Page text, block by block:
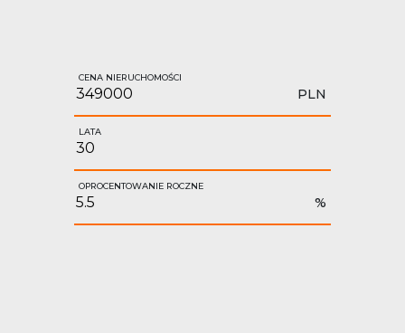
CENA NIERUCHOMOŚCI
PLN
LATA
OPROCENTOWANIE ROCZNE
%